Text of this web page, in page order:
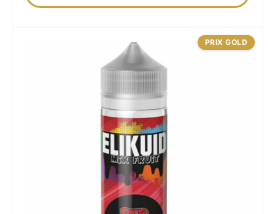
PRIX GOLD